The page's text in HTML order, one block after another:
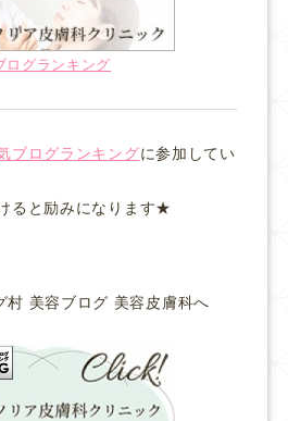
ログランキング
ブログランキングに参加してい
ると励みになります★